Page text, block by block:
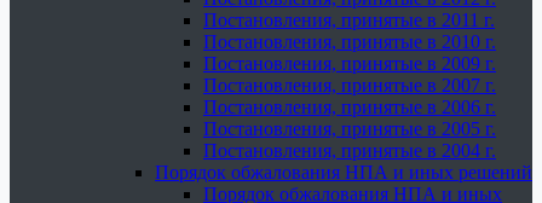
Постановления, принятые в 2011 г.
Постановления, принятые в 2010 г.
Постановления, принятые в 2009 г.
Постановления, принятые в 2007 г.
Постановления, принятые в 2006 г.
Постановления, принятые в 2005 г.
Постановления, принятые в 2004 г.
Порядок обжалования НПА и иных решений
Порядок обжалования НПА и иных